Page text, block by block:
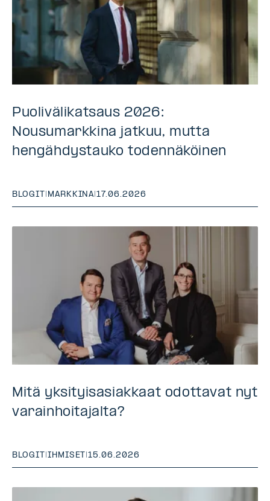
Puolivälikatsaus 2026:
Nousumarkkina jatkuu, mutta
hengähdystauko todennäköinen
BLOGIT MARKKINA |17.06.2026
Mitä yksityisasiakkaat odottavat nyt
varainhoitajalta?
BLOGIT |IHMISET |15.06.2026